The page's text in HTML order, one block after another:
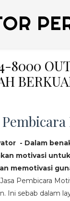
8000
- Dalam
motivasi
memotivasi
Pembicara
Ini sebab dalam